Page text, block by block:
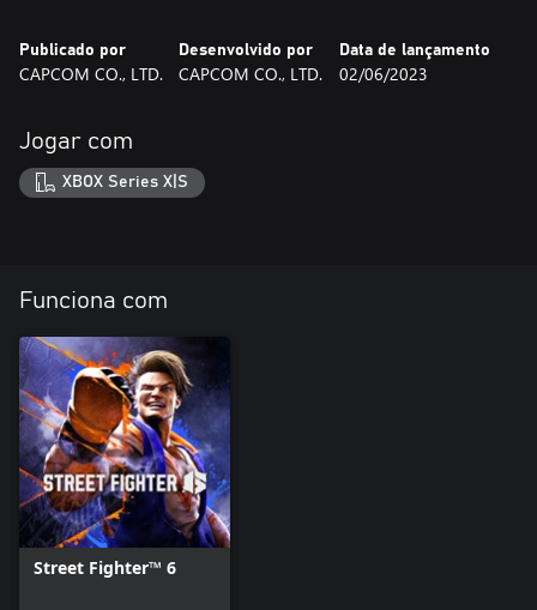
Publicado por
CAPCOM CO., LTD.
Desenvolvido por
CAPCOM CO., LTD.
Data de lançamento
02/06/2023
Jogar com
XBOX Series X|S
Funciona com
Street Fighter™ 6